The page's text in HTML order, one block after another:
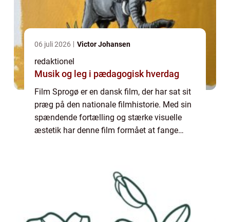
06 juli 2026 Victor Johansen
redaktionel
Musik og leg i pædagogisk hverdag
Film Sprogø er en dansk film, der har sat sit
præg på den nationale filmhistorie. Med sin
spændende fortælling og stærke visuelle
æstetik har denne film formået at fange